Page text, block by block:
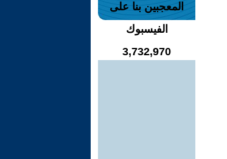
المعجبين بنا على
الفيسبوك
3,732,970